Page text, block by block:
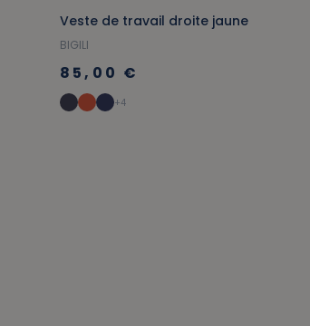
Veste de travail droite jaune
BIGILI
85,00 €
+4